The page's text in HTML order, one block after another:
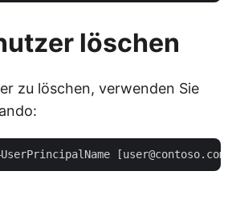
löschen
zu löschen, verwenden Sie